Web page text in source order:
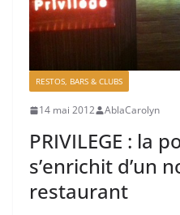
RESTOS, BARS & CLUBS
14 mai 2012 AblaCarolyn
PRIVILEGE : la
s’enrichit d’un
restaurant